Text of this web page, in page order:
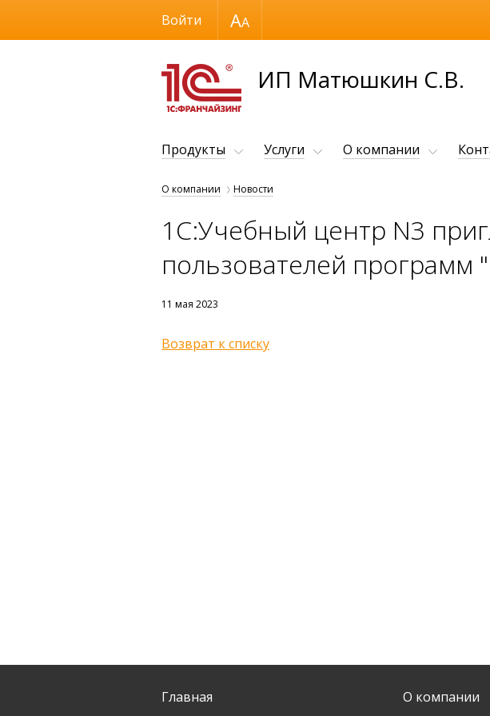
Размер шрифта
ИП Матюшкин С.В.
Войти
Продукты Услуги О компании
О компании Новости
1С:Учебный центр N3
пользователей программ
11 мая 2023
Возврат к списку
Главная
О компании